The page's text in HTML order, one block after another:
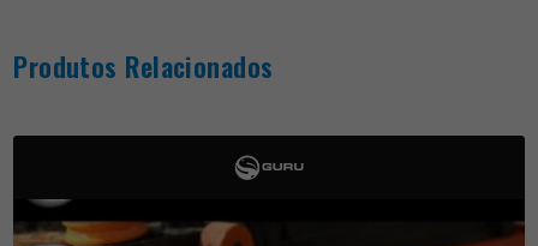
Produtos Relacionados